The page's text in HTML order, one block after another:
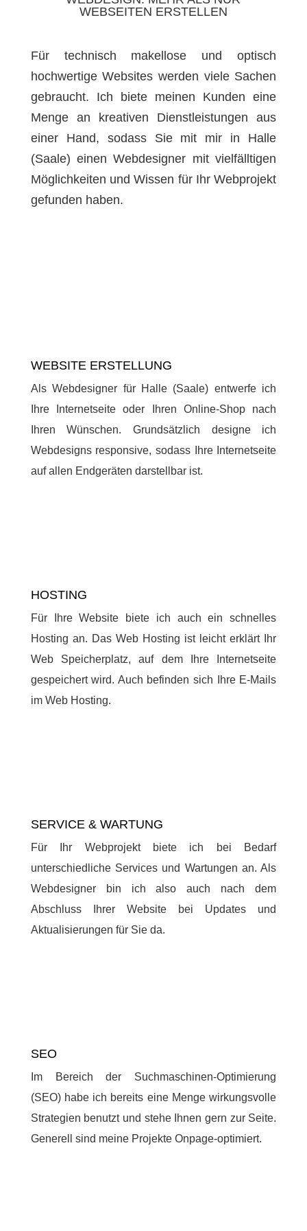
WEBSEITEN ERSTELLEN
Für technisch makellose und optisch
hochwertige Websites werden viele Sachen
gebraucht. Ich biete meinen Kunden eine
Menge an kreativen Dienstleistungen aus
einer Hand, sodass Sie mit mir in Halle
(Saale) einen Webdesigner mit vielfälltigen
Möglichkeiten und Wissen für Ihr Webprojekt
gefunden haben.
WEBSITE ERSTELLUNG
Als Webdesigner für Halle (Saale) entwerfe ich
Ihre Internetseite oder Ihren Online-Shop nach
Ihren Wünschen. Grundsätzlich designe ich
Webdesigns responsive, sodass Ihre Internetseite
auf allen Endgeräten darstellbar ist.
HOSTING
Für Ihre Website biete ich auch ein schnelles
Hosting an. Das Web Hosting ist leicht erklärt Ihr
Web Speicherplatz, auf dem Ihre Internetseite
gespeichert wird. Auch befinden sich Ihre E-Mails
im Web Hosting.
SERVICE & WARTUNG
Für Ihr Webprojekt biete ich bei Bedarf
unterschiedliche Services und Wartungen an. Als
Webdesigner bin ich also auch nach dem
Abschluss Ihrer Website bei Updates und
Aktualisierungen für Sie da.
SEO
Im Bereich der Suchmaschinen-Optimierung
(SEO) habe ich bereits eine Menge wirkungsvolle
Strategien benutzt und stehe Ihnen gern zur Seite.
Generell sind meine Projekte Onpage-optimiert.